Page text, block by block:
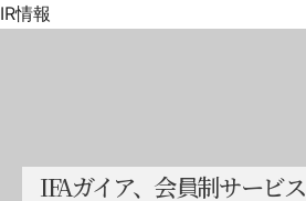
IR情報
IFAガイア、 会員制サービス